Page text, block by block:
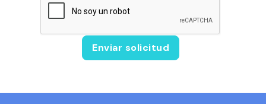
Enviar solicitud